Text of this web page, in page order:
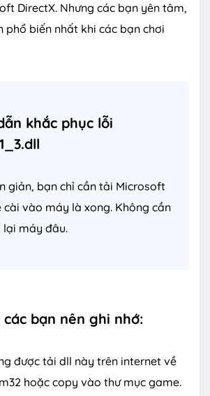
DirectX. Nhưng các bạn yên tâm,
phổ biến nhất khi các bạn chơi
khắc phục lỗi
giản, bạn chỉ cần tải Microsoft
cài vào máy là xong. Không cần
lại máy đâu.
bạn nên ghi nhớ:
được tải dll này trên internet về
hoặc copy vào thư mục game.